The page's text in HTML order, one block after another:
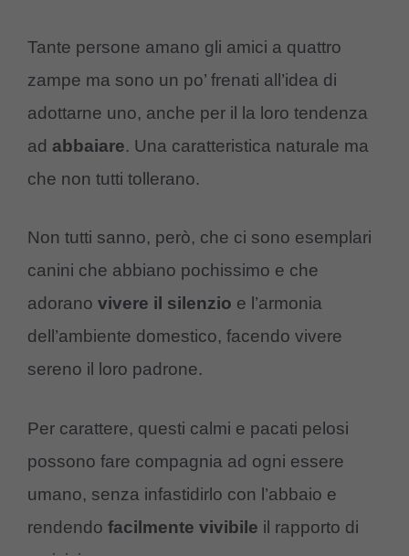
Tante persone amano gli amici a quattro
zampe ma sono un po’ frenati all’idea di
adottarne uno, anche per il la loro tendenza
ad abbaiare. Una caratteristica naturale ma
che non tutti tollerano.
Non tutti sanno, però, che ci sono esemplari
canini che abbiano pochissimo e che
adorano vivere il silenzio e l’armonia
dell’ambiente domestico, facendo vivere
sereno il loro padrone.
Per carattere, questi calmi e pacati pelosi
possono fare compagnia ad ogni essere
umano, senza infastidirlo con l’abbaio e
rendendo facilmente vivibile il rapporto di